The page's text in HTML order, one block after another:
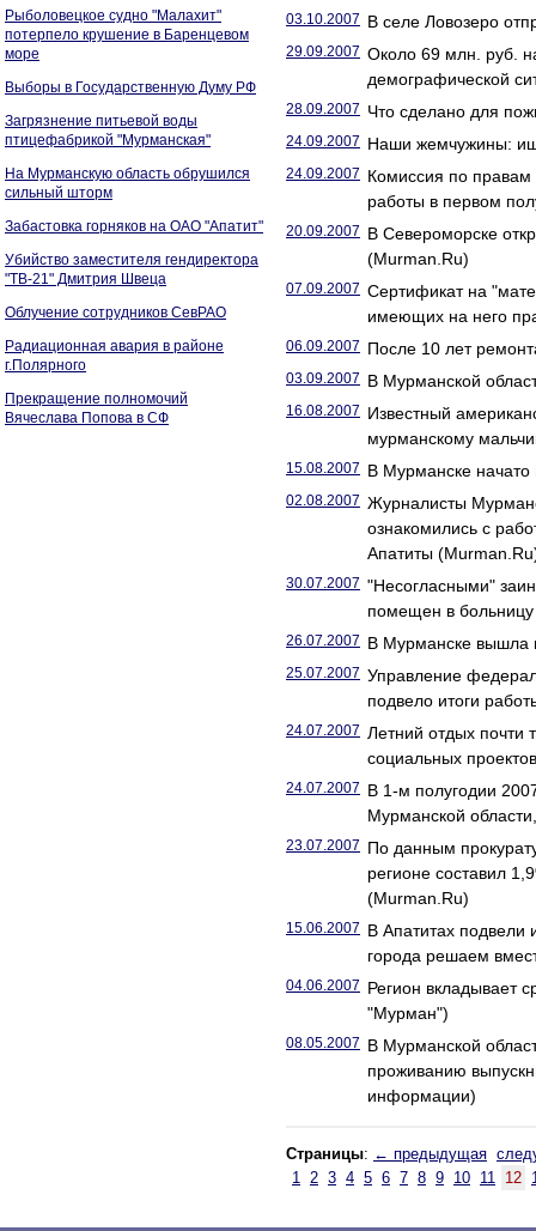
Рыболовецкое судно "Малахит"
потерпело крушение в Баренцевом
море
Выборы в Государственную Думу РФ
Загрязнение питьевой воды
птицефабрикой "Мурманская"
На Мурманскую область обрушился
сильный шторм
Забастовка горняков на ОАО "Апатит"
Убийство заместителя гендиректора
"ТВ-21" Дмитрия Швеца
Облучение сотрудников СевРАО
Радиационная авария в районе
г.Полярного
Прекращение полномочий
Вячеслава Попова в СФ
03.10.2007 В селе Ловозеро
29.09.2007 Около 69 млн. руб.
демографической
28.09.2007 Что сделано для
24.09.2007 Наши жемчужины:
24.09.2007 Комиссия по правам
работы в первом
20.09.2007 В Североморске
(Murman.Ru)
07.09.2007 Сертификат на
имеющих на него
06.09.2007 После 10 лет
03.09.2007 В Мурманской
16.08.2007 Известный
мурманскому
15.08.2007 В Мурманске начато
02.08.2007 Журналисты
ознакомились с
Апатиты
30.07.2007 "Несогласными"
помещен в
26.07.2007 В Мурманске вышла
25.07.2007 Управление
подвело итоги
24.07.2007 Летний отдых почти
социальных
24.07.2007 В 1-м полугодии
Мурманской
23.07.2007 По данным
регионе составил
(Murman.Ru)
15.06.2007 В Апатитах подвели
города решаем
04.06.2007 Регион вкладывает
"Мурман")
08.05.2007 В Мурманской
проживанию
информации)
Страницы: ← предыдущая
1 2 3 4 5 6 7 8 9 10 11 12